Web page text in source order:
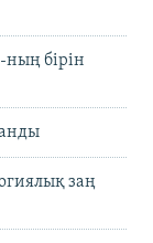
бірін
заң